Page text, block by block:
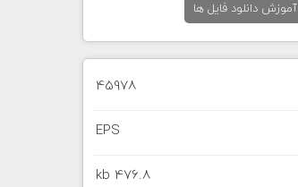
آموزش دانلود فایل ها
45978
EPS
476.8 kb